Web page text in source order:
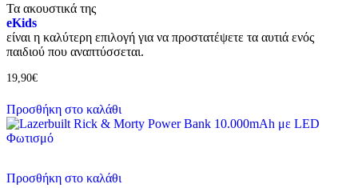
Τα ακουστικά της
eKids
είναι η καλύτερη επιλογή για να προστατέψετε τα αυτιά ενός
παιδιού που αναπτύσσεται.
19,90€
Προσθήκη στο καλάθι
Προσθήκη στο καλάθι